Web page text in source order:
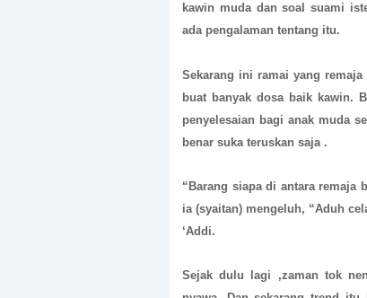
kawin muda dan soal suami
ada pengalaman tentang itu.
Sekarang ini ramai yang
buat banyak dosa baik kawin.
penyelesaian bagi anak muda
benar suka teruskan saja .
“Barang siapa di antara remaja
ia (syaitan) mengeluh, “Aduh
‘Addi.
Sejak dulu lagi ,zaman tok